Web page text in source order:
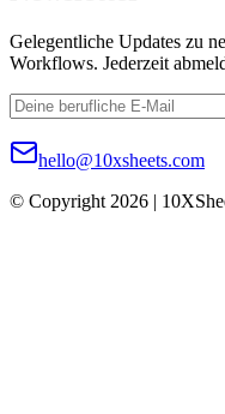
Gelegentliche Updates zu
Workflows. Jederzeit
hello@10xsheets.com
© Copyright 2026 |